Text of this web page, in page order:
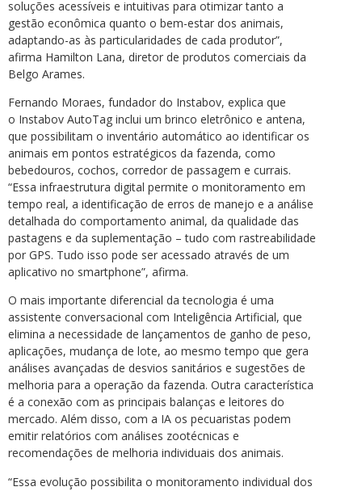
soluções acessíveis e intuitivas para otimizar tanto a
gestão econômica quanto o bem-estar dos animais,
adaptando-as às particularidades de cada produtor”,
afirma Hamilton Lana, diretor de produtos comerciais da
Belgo Arames.
Fernando Moraes, fundador do Instabov, explica que
o Instabov AutoTag inclui um brinco eletrônico e antena,
que possibilitam o inventário automático ao identificar os
animais em pontos estratégicos da fazenda, como
bebedouros, cochos, corredor de passagem e currais.
“Essa infraestrutura digital permite o monitoramento em
tempo real, a identificação de erros de manejo e a análise
detalhada do comportamento animal, da qualidade das
pastagens e da suplementação – tudo com rastreabilidade
por GPS. Tudo isso pode ser acessado através de um
aplicativo no smartphone”, afirma.
O mais importante diferencial da tecnologia é uma
assistente conversacional com Inteligência Artificial, que
elimina a necessidade de lançamentos de ganho de peso,
aplicações, mudança de lote, ao mesmo tempo que gera
análises avançadas de desvios sanitários e sugestões de
melhoria para a operação da fazenda. Outra característica
é a conexão com as principais balanças e leitores do
mercado. Além disso, com a IA os pecuaristas podem
emitir relatórios com análises zootécnicas e
recomendações de melhoria individuais dos animais.
“Essa evolução possibilita o monitoramento individual dos